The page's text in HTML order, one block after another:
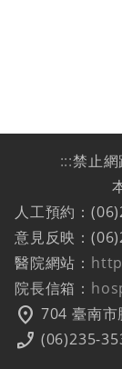
:::禁止
人工預約：
意見反映：
醫院網站：
院長信箱：
location_on 704 臺南市
phone_enabled (06)235-